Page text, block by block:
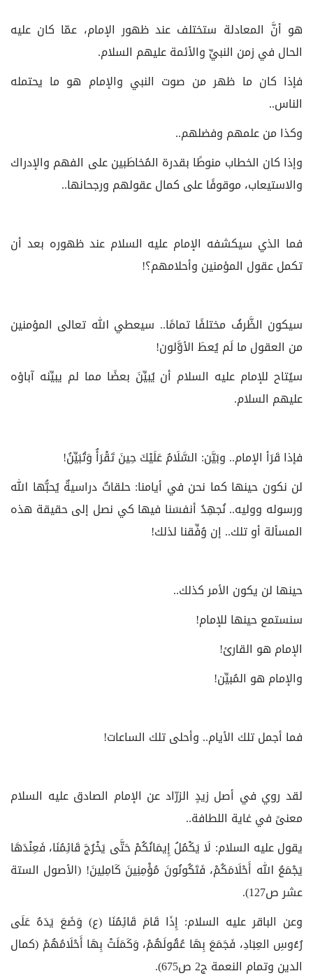
هو أنَّ المعادلة ستختلف عند ظهور الإمام، عمّا كان عليه
الحال في زمن النبيِّ والأئمة عليهم السلام.
فإذا كان ما ظهر من صوت النبي والإمام هو ما يحتمله
الناس..
وكذا من علمهم وفضلهم..
وإذا كان الخطاب منوطًا بقدرة المُخاطَبين على الفهم والإدراك
والاستيعاب، موقوفًا على كمال عقولهم ورجحانها..
فما الذي سيكشفه الإمام عليه السلام عند ظهوره بعد أن
تكمل عقول المؤمنين وأحلامهم؟!
سيكون الظَّرفُ مختلفًا تمامًا.. سيعطي الله تعالى المؤمنين
من العقول ما لَم يُعطَ الأوَّلون!
سيُتاح للإمام عليه السلام أن يُبيِّنَ بعضًا مما لم يبيِّنه آباؤه
عليهم السلام.
فإذا قَرَأ الإمام.. وبَيَّن: السَّلَامُ عَلَيْكَ حِينَ تَقْرَأُ وَتُبَيِّنُ!
لن نكون حينها كما نحن في أيامنا: حلقاتٌ دراسيةٌ يُحبُّها الله
ورسوله ووليه.. نُجهِدُ أنفسَنا فيها كي نصل إلى حقيقة هذه
المسألة أو تلك.. إن وُفِّقنا لذلك!
حينها لن يكون الأمر كذلك..
سنستمع حينها للإمام!
الإمام هو القارئ!
والإمام هو المُبيِّن!
فما أجمل تلك الأيام.. وأحلى تلك الساعات!
لقد روي في أصل زيدٍ الزرّاد عن الإمام الصادق عليه السلام
معنىً في غاية اللطافة..
يقول عليه السلام: لَا يَكْمُلُ إِيمَانُكُمْ حَتَّى يَخْرُجَ قَائِمُنَا، فَعِنْدَهَا
يَجْمَعُ الله أَحْلَامَكُمْ، فَتَكُونُونَ مُؤْمِنِينَ كَامِلِينَ! (الأصول الستة
عشر ص127).
وعن الباقر عليه السلام: إِذَا قَامَ قَائِمُنَا (ع) وَضَعَ يَدَهُ عَلَى
رُءُوسِ العِبَادِ، فَجَمَعَ بِهَا عُقُولَهُمْ، وَكَمَلَتْ بِهَا أَحْلَامُهُمْ (كمال
الدين وتمام النعمة ج‏2 ص675).